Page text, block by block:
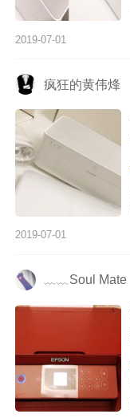
2019-07-01
疯狂的黄伟烽
2019-07-01
﹏﹏Soul Mate